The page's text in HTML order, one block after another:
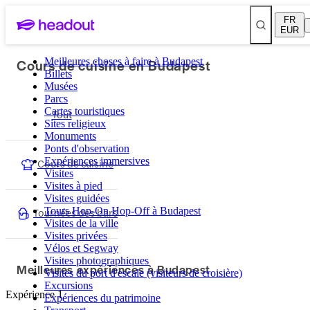
FR
EUR
Meilleures choses à faire à Budapest
Billets
Musées
Parcs
Cartes touristiques
Sites religieux
Monuments
Ponts d'observation
Expériences immersives
Visites
Visites à pied
Visites guidées
Tours Hop-On Hop-Off à Budapest
Visites de la ville
Visites privées
Vélos et Segway
Visites photographiques
Visites du port d'escale (visiteurs de croisière)
Excursions
Expériences du patrimoine
Cours de cuisine en Budapest
Tout
Cours de cuisine
Tournées des bars
Meilleures expériences à Budapest
Expérience 1